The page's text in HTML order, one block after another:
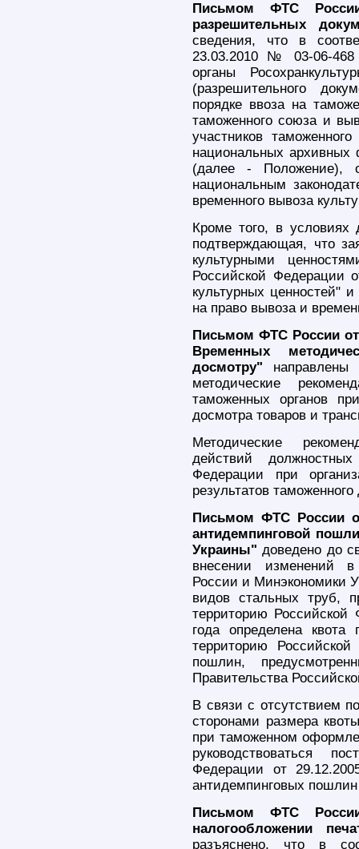
Письмом ФТС
разрешительных
сведения, что в
23.03.2010 № 03-06-468
органы
(разрешительного
порядке ввоза на
таможенного союза и
участников
национальных архивных
(далее - Положение),
национальным
временного вывоза
Кроме того, в условиях
подтверждающая, что
культурными
Российской Федерации
культурных ценностей"
на право вывоза и
Письмом ФТС России от
Временных
досмотру" направлены
методические
таможенных органов
досмотра товаров и
Методические
действий
Федерации при
результатов
Письмом ФТС России
антидемпинговой
Украины" доведено до
внесении изменений
России и Минэкономики
видов стальных труб,
территорию Российской
года определена квота
территорию
пошлин,
Правительства
В связи с отсутствием
сторонами размера
при таможенном
руководствоваться
Федерации от
антидемпинговых
Письмом ФТС
налогообложении
разъяснено, что в